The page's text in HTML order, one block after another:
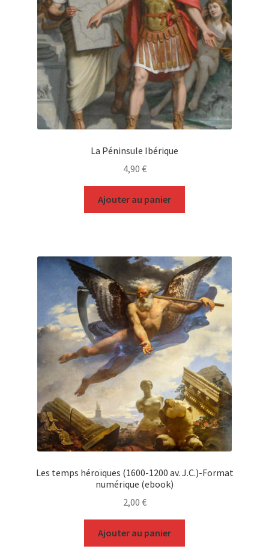
La Péninsule Ibérique
4,90 €
Ajouter au panier
Les temps héroïques (1600-1200 av. J.C.)-Format
numérique (ebook)
2,00 €
Ajouter au panier